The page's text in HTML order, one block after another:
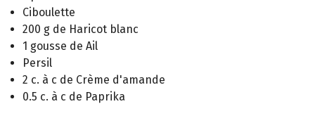
Ciboulette
200 g de Haricot blanc
1 gousse de Ail
Persil
2 c. à c de Crème d'amande
0.5 c. à c de Paprika